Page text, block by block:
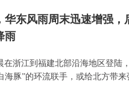
华东风雨周末迅速增强，
雨
在浙江到福建北部沿海地区登陆
豚”的环流联手，或给北方带来